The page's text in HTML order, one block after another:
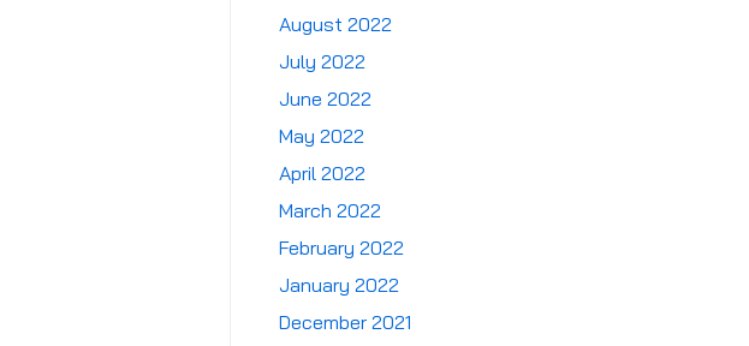
August 2022
July 2022
June 2022
May 2022
April 2022
March 2022
February 2022
January 2022
December 2021